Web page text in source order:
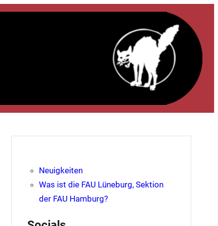
Neuigkeiten
Was ist die FAU Lüneburg, Sektion
der FAU Hamburg?